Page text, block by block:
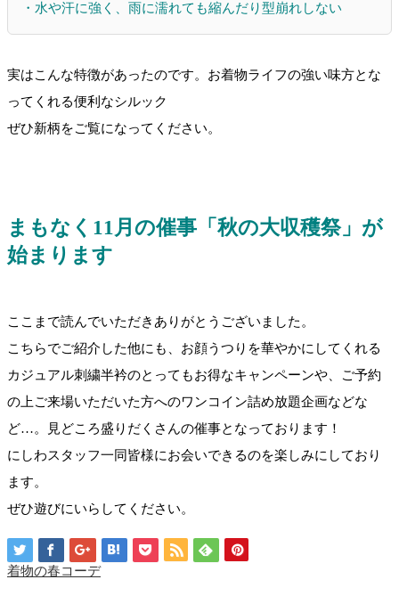
・水や汗に強く、雨に濡れても縮んだり型崩れしない
実はこんな特徴があったのです。お着物ライフの強い味方とな
ってくれる便利なシルック
ぜひ新柄をご覧になってください。
まもなく11月の催事「秋の大収穫祭」が
始まります
ここまで読んでいただきありがとうございました。
こちらでご紹介した他にも、お顔うつりを華やかにしてくれる
カジュアル刺繍半衿のとってもお得なキャンペーンや、ご予約
の上ご来場いただいた方へのワンコイン詰め放題企画などな
ど…。見どころ盛りだくさんの催事となっております！
にしわスタッフ一同皆様にお会いできるのを楽しみにしており
ます。
ぜひ遊びにいらしてください。
着物の春コーデ